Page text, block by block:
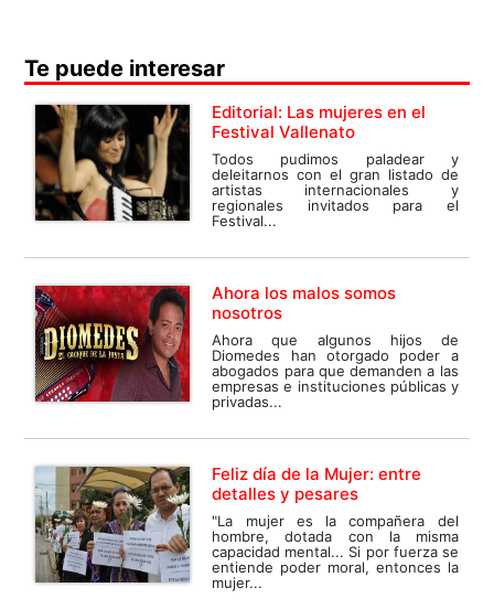
Te puede interesar
Editorial: Las mujeres en el
Festival Vallenato
Todos pudimos paladear y
deleitarnos con el gran listado de
artistas internacionales y
regionales invitados para el
Festival...
Ahora los malos somos
nosotros
Ahora que algunos hijos de
Diomedes han otorgado poder a
abogados para que demanden a las
empresas e instituciones públicas y
privadas...
Feliz día de la Mujer: entre
detalles y pesares
"La mujer es la compañera del
hombre, dotada con la misma
capacidad mental... Si por fuerza se
entiende poder moral, entonces la
mujer...